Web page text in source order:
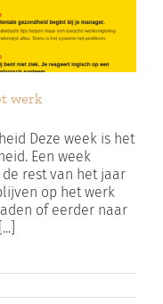
werk
Deze week is het
Een week
rest van het jaar
op het werk
of eerder naar